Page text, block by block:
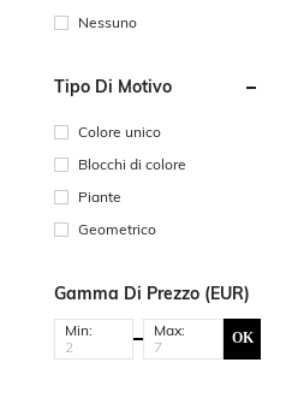
Nessuno
Tipo Di Motivo
Colore unico
Blocchi di colore
Piante
Geometrico
Gamma Di Prezzo (EUR)
Min: Max: OK